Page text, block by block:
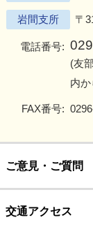
岩間支所 〒
電話番号:
(友
内
FAX番号:
ご意見・ご質問
交通アクセス